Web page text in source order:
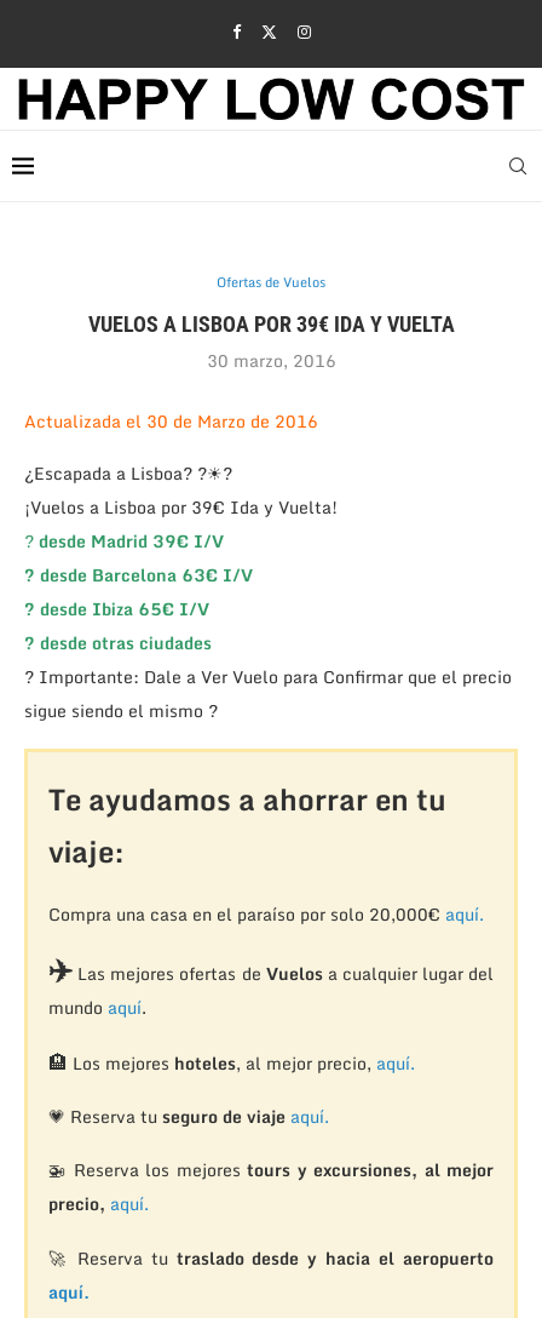
Ofertas de Vuelos
VUELOS A LISBOA POR 39€ IDA Y VUELTA
30 marzo, 2016
Actualizada el 30 de Marzo de 2016
¿Escapada a Lisboa? ?☀?
¡Vuelos a Lisboa por 39€ Ida y Vuelta!
?desde Madrid 39€ I/V
? desde Barcelona 63€ I/V
? desde Ibiza 65€ I/V
? desde otras ciudades
? Importante: Dale a Ver Vuelo para Confirmar que el precio
sigue siendo el mismo ?
Te ayudamos a ahorrar en tu
viaje:
Compra una casa en el paraíso por solo 20,000€ aquí.
✈️Las mejores ofertas de Vuelosa cualquier lugar del
mundo aquí.
🏨 Los mejores hoteles, al mejor precio, aquí.
💗 Reserva tu seguro de viaje aquí.
🚁 Reserva los mejorestours y excursiones, al mejor
precio, aquí.
🚀 Reserva tu traslado desde y hacia el aeropuerto
aquí.